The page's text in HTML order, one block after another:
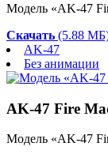
Модель «AK-47
Скачать (5.88
AK-47
Без анимации
AK-47 Fire
Модель «AK-47